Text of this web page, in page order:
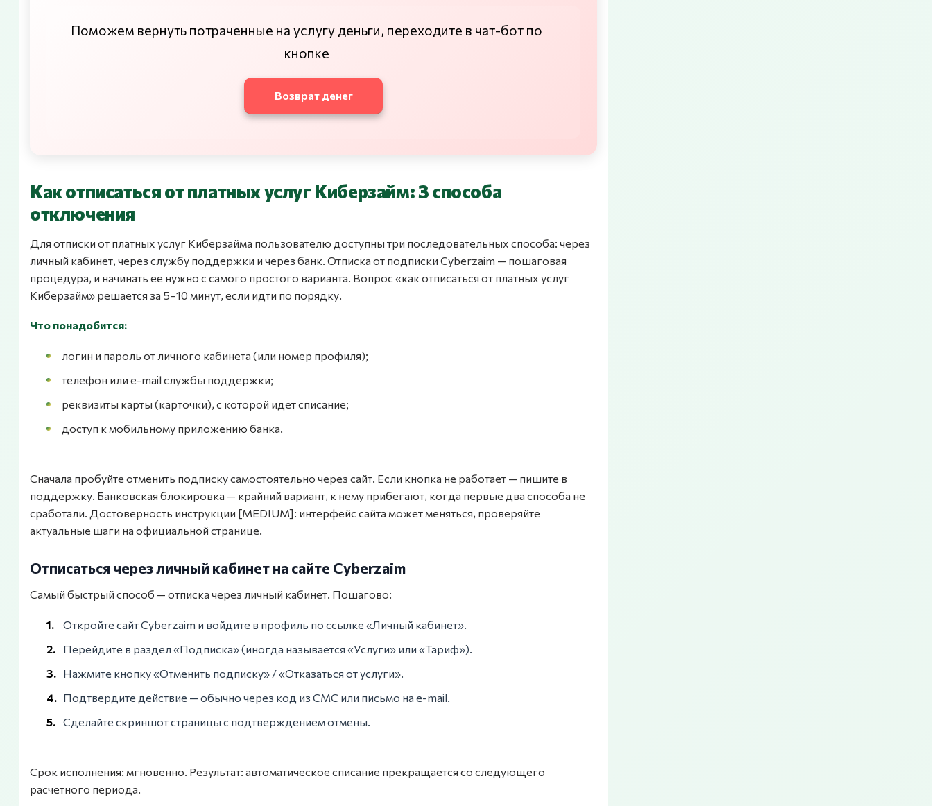
Поможем вернуть потраченные на услугу деньги, переходите в чат-бот по
кнопке
Возврат денег
Как отписаться от платных услуг Киберзайм: 3 способа
отключения
Для отписки от платных услуг Киберзайма пользователю доступны три последовательных способа: через
личный кабинет, через службу поддержки и через банк. Отписка от подписки Cyberzaim — пошаговая
процедура, и начинать ее нужно с самого простого варианта. Вопрос «как отписаться от платных услуг
Киберзайм» решается за 5–10 минут, если идти по порядку.
Что понадобится:
логин и пароль от личного кабинета (или номер профиля);
телефон или e-mail службы поддержки;
реквизиты карты (карточки), с которой идет списание;
доступ к мобильному приложению банка.
Сначала пробуйте отменить подписку самостоятельно через сайт. Если кнопка не работает — пишите в
поддержку. Банковская блокировка — крайний вариант, к нему прибегают, когда первые два способа не
сработали. Достоверность инструкции [MEDIUM]: интерфейс сайта может меняться, проверяйте
актуальные шаги на официальной странице.
Отписаться через личный кабинет на сайте Cyberzaim
Самый быстрый способ — отписка через личный кабинет. Пошагово:
Откройте сайт Cyberzaim и войдите в профиль по ссылке «Личный кабинет».
Перейдите в раздел «Подписка» (иногда называется «Услуги» или «Тариф»).
Нажмите кнопку «Отменить подписку» / «Отказаться от услуги».
Подтвердите действие — обычно через код из СМС или письмо на e-mail.
Сделайте скриншот страницы с подтверждением отмены.
Срок исполнения: мгновенно. Результат: автоматическое списание прекращается со следующего
расчетного периода.